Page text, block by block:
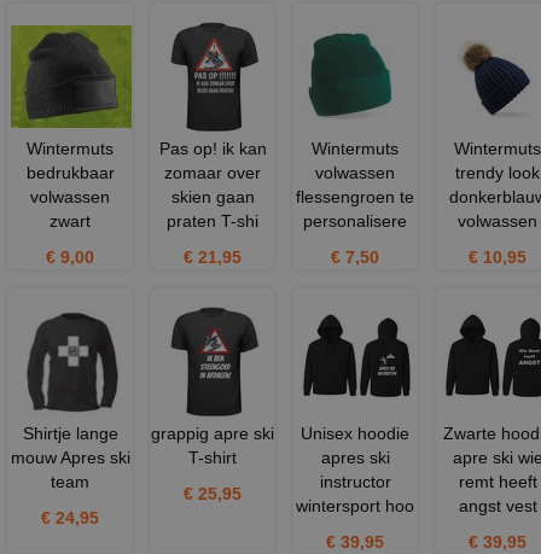
Wintermuts
bedrukbaar
volwassen
zwart
€ 9,00
Pas op! ik kan
zomaar over
skien gaan
praten T-shi
€ 21,95
Wintermuts
volwassen
flessengroen te
personalisere
€ 7,50
Wintermuts
trendy look
volwassen
€ 10,95
Shirtje lange
mouw Apres ski
team
€ 24,95
grappig apre ski
T-shirt
€ 25,95
Unisex hoodie
apres ski
instructor
wintersport hoo
€ 39,95
Zwarte
apre ski
remt heeft
angst vest
€ 39,95